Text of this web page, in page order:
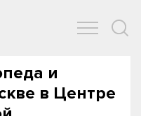
и
в Центре